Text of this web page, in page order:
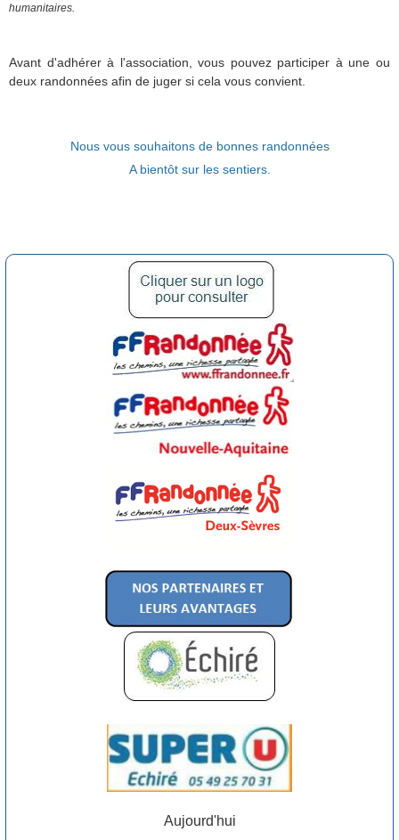
humanitaires.
Avant d'adhérer à l'association, vous pouvez participer à une ou
deux randonnées afin de juger si cela vous convient.
Nous vous souhaitons de bonnes randonnées
A bientôt sur les sentiers.
Aujourd'hui